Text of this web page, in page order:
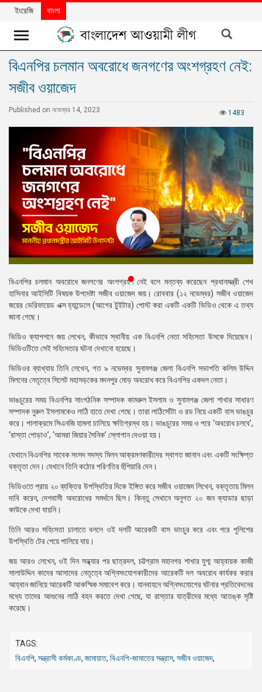
খবর
দলের
বিশেষ
প্রতিবেদন
মতামত
উন্নয়নের
বাংলাদেশ
নিউজলেটার
প্রেস
রিলিজ
গ্যালারি
জামায়াত
সহিংসতা
সংগঠন
নির্বাচনী
ইশতেহার
ইংরেজি বাংলা
বিএনপির চলমান অবরোধে জনগণের অংশগ্রহণ নেই:
সজীব ওয়াজেদ
1483
Published on নভেম্বর 14, 2023
বিএনপির চলমান অবরোধে জনগণের অংশগ্রহণ নেই বলে মন্তব্য করেছেন প্রধানমন্ত্রী শেখ
হাসিনার আইসিটি বিষয়ক উপদেষ্টা সজীব ওয়াজেদ জয়। রোববার (১২ নভেম্বর) সজীব ওয়াজেদ
জয়ের ভেরিফায়েড এক্স হ্যান্ডেলে (আগের টুইটার) পোস্ট করা একটি একটি ভিডিও থেকে এ তথ্য
জানা গেছে।
ভিডিও ক্যাপশনে জয় লেখেন, কীভাবে স্থানীয় এক বিএনপি নেতা সহিংসতা উসকে দিয়েছেন।
ভিডিওটিতে সেই সহিংসতার ঘটনা দেখানো হয়েছে।
ভিডিওর ব্যাখ্যায় তিনি লেখেন, গত ৯ নভেম্বর সুনামগঞ্জ জেলা বিএনপি সভাপতি কলিম উদ্দিন
মিলনের নেতৃত্বে সিলেট মহাসড়কের মদনপুর মোড় অবরোধ করে বিএনপির একদল নেতা।
ভাঙচুরের সময় বিএনপির সাংগঠনিক সম্পাদক কামরুল ইসলাম ও সুনামগঞ্জ জেলা শাখার সাধারণ
সম্পাদক নুরুল ইসলামকেও লাঠি হাতে দেখা গেছে। তারা লাঠিসোঁটা ও রড নিয়ে একটি বাস ভাঙচুর
করে। পালাক্রমে সিএনজি হামলা চালিয়ে ক্ষতিগ্রস্থ হয়। ভাঙচুরের সময় ও পরে ‘অবরোধ চলবে’,
‘রাস্তা পোড়াও’, ‘আমরা জিয়ার সৈনিক’ স্লোগান দেওয়া হয়।
যেখানে বিএনপির সাবেক সংসদ সদস্য মিলন আক্রমণকারীদের স্বাগত জানান এবং একটি সংক্ষিপ্ত
বক্তৃতা দেন। যেখানে তিনি কঠোর পরিণতির হুঁশিয়ারি দেন।
ভিডিওতে প্রায় ২০ ব্যক্তির উপস্থিতির দিকে ইঙ্গিত করে সজীব ওয়াজেদ লিখেন, বক্তৃতায় মিলন
দাবি করেন, দেশবাসী অবরোধের সমর্থনে ছিল। কিন্তু সেখানে অনুগত ২০ জন ক্যাডার ছাড়া
কাউকে দেখা যায়নি।
তিনি আরও সহিংসতা চালাতে বললে ওই দলটি আরেকটি বাস ভাংচুর করে এবং পরে পুলিশের
উপস্থিতি টের পেয়ে পালিয়ে যায়।
জয় আরও লেখেন, ওই দিন সন্ধ্যার পর ছাত্রদল, চট্টগ্রাম মহানগর শাখার যুগ্ম আহ্বায়ক কাজী
সালাউদ্দিন কাদের আসাদের নেতৃত্বে অগ্নিসংযোগকারীদের আরেকটি দল অবরোধ কার্যকর করার
আহ্বান জানিয়ে আরেকটি আকস্মিক সমাবেশ করে। যানবাহনে অগ্নিসংযোগের ঘটনার প্রতিবেদনের
মধ্যে তাদের আগুনের লাঠি বহন করতে দেখা গেছে, যা রাস্তার যাত্রীদের মধ্যে আতঙ্ক সৃষ্টি
করেছে।
TAGS:
বিএনপি, সন্ত্রাসী কর্মকাণ্ড, জামায়াত, বিএনপি-জামাতের সন্ত্রাস, সজীব ওয়াজেদ,